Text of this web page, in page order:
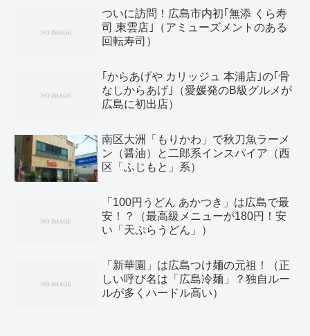
ついに訪問！広島市内初｢無添 くら寿
司 東雲店｣（アミューズメントのある
回転寿司）
｢からあげや カリッジュ 本浦店｣の｢骨
なしからあげ｣（愛媛発のB級グルメが
広島に初出店）
南区大洲「もりかわ」で秋刀魚ラーメ
ン（醤油）と二郎系インスパイア（西
区「ふじもと」系）
「100円うどん あかつき」は広島で最
安！？（最高級メニューが180円！安
い「天ぷらうどん」）
「新華園」は広島つけ麺の元祖！（正
しい呼び名は「広島冷麺」？独自ルー
ルが多くハードル高い）